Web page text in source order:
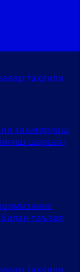
таҳлили
таъмирлаш
шаръан
таъзия
таҳлили